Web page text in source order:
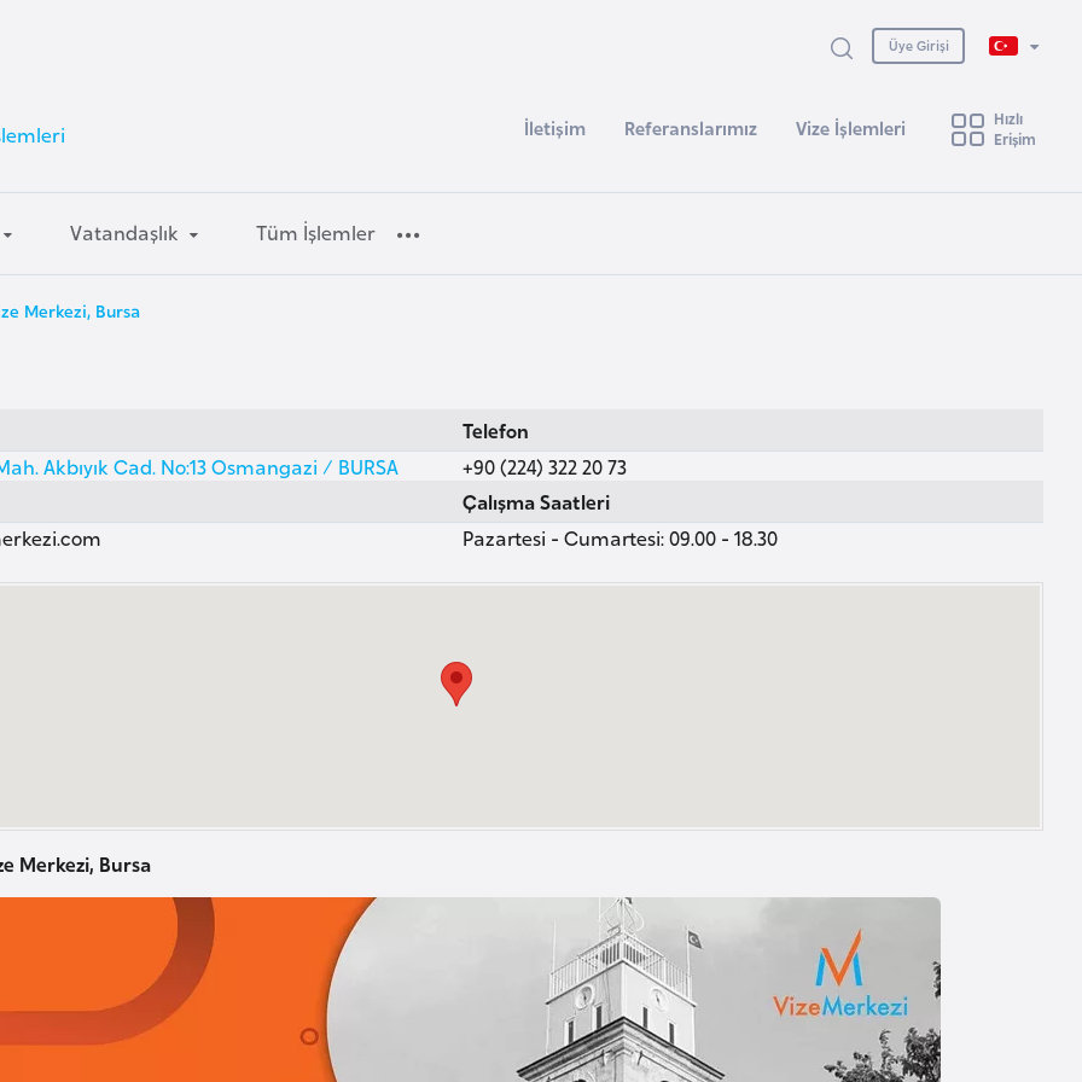
Üye Girişi
İletişim Referanslarımız Vize İşlemleri
Hızlı
Erişim
Vatandaşlık Tüm İşlemler
Merkezi, Bursa
Akbıyık Cad. No:13 Osmangazi / BURSA
Telefon
+90 (224) 322 20 73
Çalışma Saatleri
Pazartesi - Cumartesi: 09.00 - 18.30
Merkezi, Bursa